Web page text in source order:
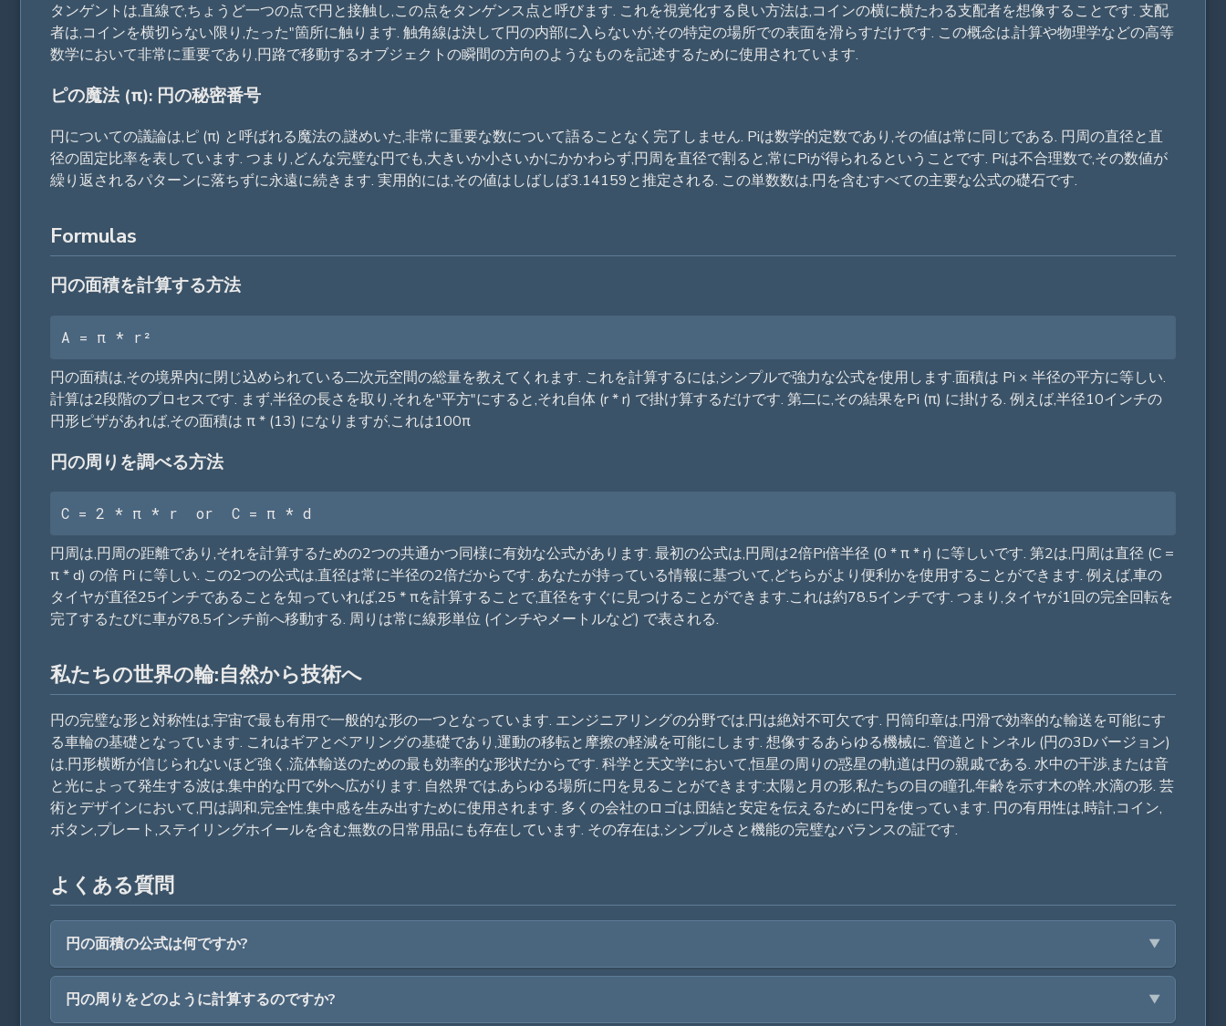
タンゲントは,直線で,ちょうど一つの点で円と接触し,この点をタンゲンス点と呼びます. これを視覚化する良い方法は,コインの横に横たわる支配者を想像することです. 支配
者は,コインを横切らない限り,たった"箇所に触ります. 触角線は決して円の内部に入らないが,その特定の場所での表面を滑らすだけです. この概念は,計算や物理学などの高等
数学において非常に重要であり,円路で移動するオブジェクトの瞬間の方向のようなものを記述するために使用されています.
ピの魔法 (π): 円の秘密番号
円についての議論は,ピ (π) と呼ばれる魔法の,謎めいた,非常に重要な数について語ることなく完了しません. Piは数学的定数であり,その値は常に同じである. 円周の直径と直
径の固定比率を表しています. つまり,どんな完璧な円でも,大きいか小さいかにかかわらず,円周を直径で割ると,常にPiが得られるということです. Piは不合理数で,その数値が
繰り返されるパターンに落ちずに永遠に続きます. 実用的には,その値はしばしば3.14159と推定される. この単数数は,円を含むすべての主要な公式の礎石です.
Formulas
円の面積を計算する方法
A = π * r²
円の面積は,その境界内に閉じ込められている二次元空間の総量を教えてくれます. これを計算するには,シンプルで強力な公式を使用します.面積は Pi × 半径の平方に等しい.
計算は2段階のプロセスです. まず,半径の長さを取り,それを"平方"にすると,それ自体 (r * r) で掛け算するだけです. 第二に,その結果をPi (π) に掛ける. 例えば,半径10インチの
円形ピザがあれば,その面積は π * (13) になりますが,これは100π
円の周りを調べる方法
C = 2 * π * r  or  C = π * d
円周は,円周の距離であり,それを計算するための2つの共通かつ同様に有効な公式があります. 最初の公式は,円周は2倍Pi倍半径 (0 * π * r) に等しいです. 第2は,円周は直径 (C =
π * d) の倍 Pi に等しい. この2つの公式は,直径は常に半径の2倍だからです. あなたが持っている情報に基づいて,どちらがより便利かを使用することができます. 例えば,車の
タイヤが直径25インチであることを知っていれば,25 * πを計算することで,直径をすぐに見つけることができます.これは約78.5インチです. つまり,タイヤが1回の完全回転を
完了するたびに車が78.5インチ前へ移動する. 周りは常に線形単位 (インチやメートルなど) で表される.
私たちの世界の輪:自然から技術へ
円の完璧な形と対称性は,宇宙で最も有用で一般的な形の一つとなっています. エンジニアリングの分野では,円は絶対不可欠です. 円筒印章は,円滑で効率的な輸送を可能にす
る車輪の基礎となっています. これはギアとベアリングの基礎であり,運動の移転と摩擦の軽減を可能にします. 想像するあらゆる機械に. 管道とトンネル (円の3Dバージョン)
は,円形横断が信じられないほど強く,流体輸送のための最も効率的な形状だからです. 科学と天文学において,恒星の周りの惑星の軌道は円の親戚である. 水中の干渉,または音
と光によって発生する波は,集中的な円で外へ広がります. 自然界では,あらゆる場所に円を見ることができます:太陽と月の形,私たちの目の瞳孔,年齢を示す木の幹,水滴の形. 芸
術とデザインにおいて,円は調和,完全性,集中感を生み出すために使用されます. 多くの会社のロゴは,団結と安定を伝えるために円を使っています. 円の有用性は,時計,コイン,
ボタン,プレート,ステイリングホイールを含む無数の日常用品にも存在しています. その存在は,シンプルさと機能の完璧なバランスの証です.
よくある質問
円の面積の公式は何ですか?
円の周りをどのように計算するのですか?